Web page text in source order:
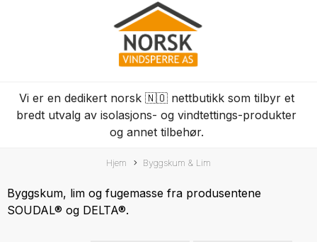
Vi er en dedikert norsk 🇳🇴 nettbutikk som tilbyr et
bredt utvalg av isolasjons- og vindtettings-produkter
og annet tilbehør.
Hjem Byggskum & Lim
Byggskum, lim og fugemasse fra produsentene
SOUDAL® og DELTA®.